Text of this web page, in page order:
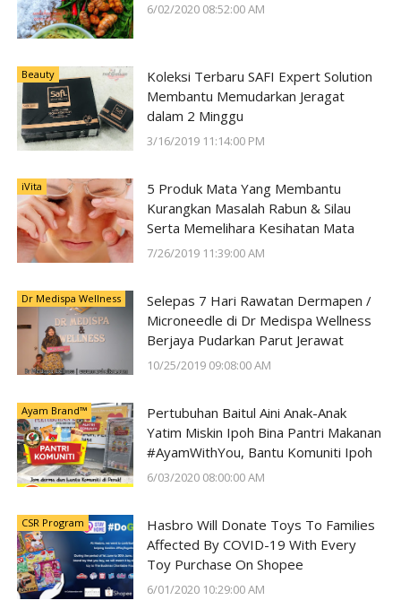
6/02/2020 08:52:00 AM
Beauty
Koleksi Terbaru SAFI Expert Solution
Membantu Memudarkan Jeragat
dalam 2 Minggu
3/16/2019 11:14:00 PM
iVita
5 Produk Mata Yang Membantu
Kurangkan Masalah Rabun & Silau
Serta Memelihara Kesihatan Mata
7/26/2019 11:39:00 AM
Dr Medispa Wellness
Selepas 7 Hari Rawatan Dermapen /
Microneedle di Dr Medispa Wellness
Berjaya Pudarkan Parut Jerawat
10/25/2019 09:08:00 AM
Ayam Brand™
Pertubuhan Baitul Aini Anak-Anak
Yatim Miskin Ipoh Bina Pantri Makanan
#AyamWithYou, Bantu Komuniti Ipoh
6/03/2020 08:00:00 AM
CSR Program
Hasbro Will Donate Toys To Families
Affected By COVID-19 With Every
Toy Purchase On Shopee
6/01/2020 10:29:00 AM